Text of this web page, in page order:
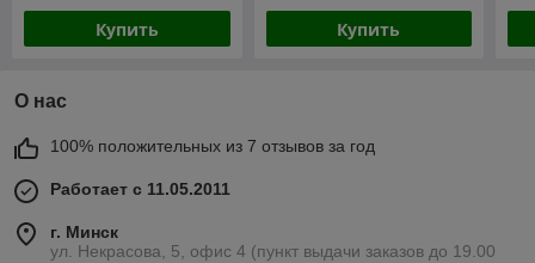
Купить Купить
О нас
100% положительных из 7 отзывов за год
Работает с 11.05.2011
г. Минск
ул. Некрасова, 5, офис 4 (пункт выдачи заказов до 19.00